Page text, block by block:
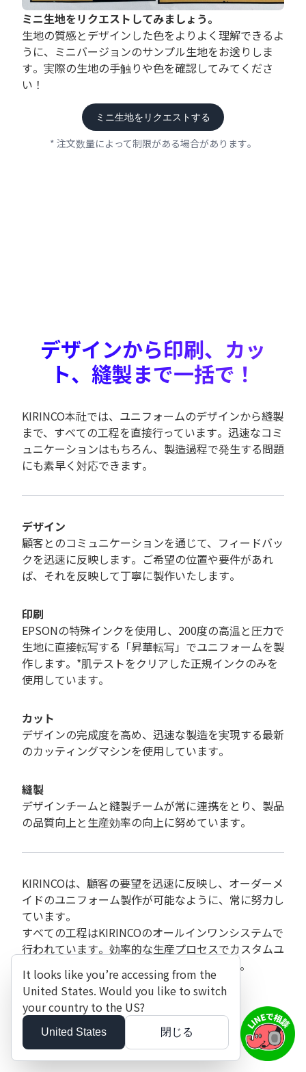
ミニ生地をリクエストしてみましょう。
生地の質感とデザインした色をよりよく理解できるよ
うに、ミニバージョンのサンプル生地をお送りしま
す。実際の生地の手触りや色を確認してみてくださ
い！
ミニ生地をリクエストする
* 注文数量によって制限がある場合があります。
デザインから印刷、カッ
ト、縫製まで一括で！
KIRINCO本社では、ユニフォームのデザインから縫製
まで、すべての工程を直接行っています。迅速なコミ
ュニケーションはもちろん、製造過程で発生する問題
にも素早く対応できます。
デザイン
顧客とのコミュニケーションを通じて、フィードバッ
クを迅速に反映します。ご希望の位置や要件があれ
ば、それを反映して丁寧に製作いたします。
印刷
EPSONの特殊インクを使用し、200度の高温と圧力で
生地に直接転写する「昇華転写」でユニフォームを製
作します。*肌テストをクリアした正規インクのみを
使用しています。
カット
デザインの完成度を高め、迅速な製造を実現する最新
のカッティングマシンを使用しています。
縫製
デザインチームと縫製チームが常に連携をとり、製品
の品質向上と生産効率の向上に努めています。
KIRINCOは、顧客の要望を迅速に反映し、オーダーメ
イドのユニフォーム製作が可能なように、常に努力し
ています。
すべての工程はKIRINCOのオールインワンシステムで
行われています。効率的な生産プロセスでカスタムユ
ニフォームをKIRINCOで製作してみましょう。
It looks like you’re accessing from the
United States. Would you like to switch
your country to the US?
United States 閉じる